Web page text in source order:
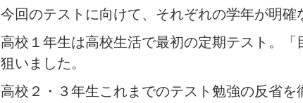
今回のテストに向けて、それぞれの学年が明確
高校１年生は高校生活で最初の定期テスト。
狙いました。
高校２・３年生これまでのテスト勉強の反省